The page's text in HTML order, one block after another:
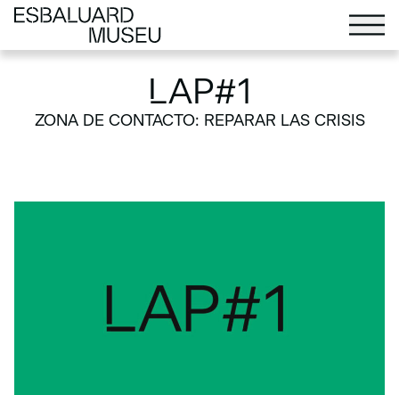
LAP#1
ZONA DE CONTACTO: REPARAR LAS CRISIS